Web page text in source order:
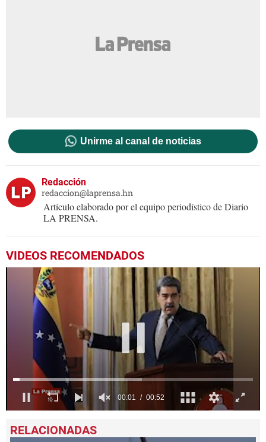
Unirme al canal de noticias
Redacción
redaccion@laprensa.hn
Artículo elaborado por el equipo periodístico de Diario
LA PRENSA.
VIDEOS RECOMENDADOS
seconds
of